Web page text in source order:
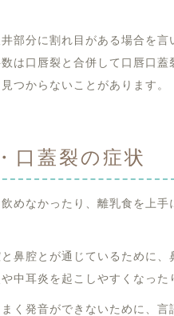
部分に割れ目がある場合を
は口唇裂と合併して口唇口
つからないことがあります。
口蓋裂の症状
めなかったり、離乳食を上
鼻腔とが通じているために
中耳炎を起こしやすくなった
く発音ができないために、